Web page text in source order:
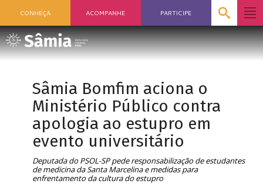
CONHEÇA ACOMPANHE PARTICIPE
Sâmia Bomfim aciona o
Ministério Público contra
apologia ao estupro em
evento universitário
Deputada do PSOL-SP pede responsabilização de estudantes
de medicina da Santa Marcelina e medidas para
enfrentamento da cultura do estupro